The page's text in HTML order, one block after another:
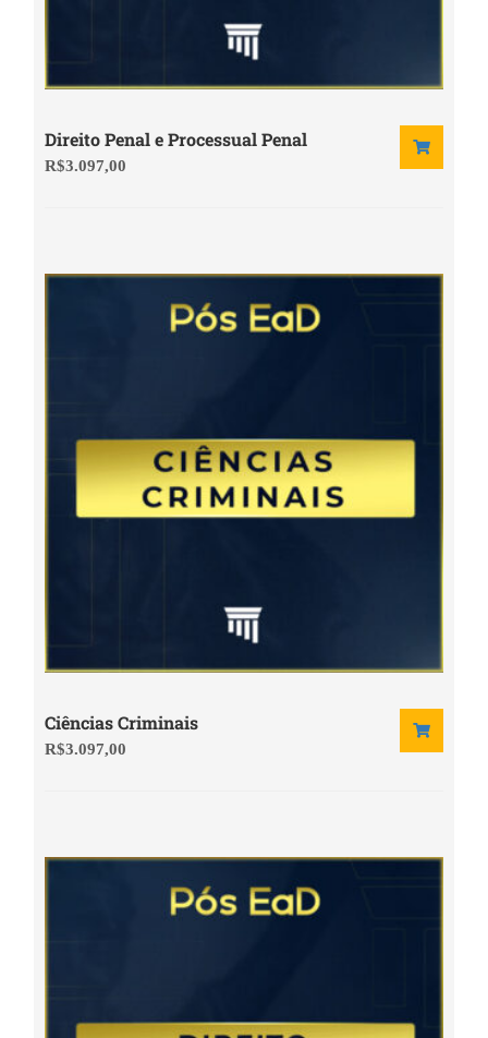
Direito Penal e Processual Penal
R$3.097,00
Ciências Criminais
R$3.097,00